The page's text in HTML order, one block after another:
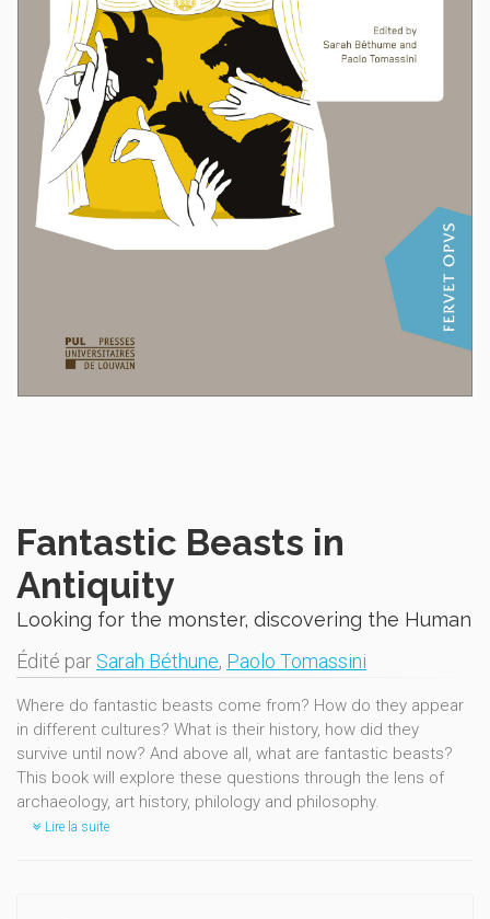
Fantastic Beasts in
Antiquity
Looking for the monster, discovering the Human
Édité par Sarah Béthune, Paolo Tomassini
Where do fantastic beasts come from? How do they appear
in different cultures? What is their history, how did they
survive until now? And above all, what are fantastic beasts?
This book will explore these questions through the lens of
archaeology, art history, philology and philosophy.
Lire la suite